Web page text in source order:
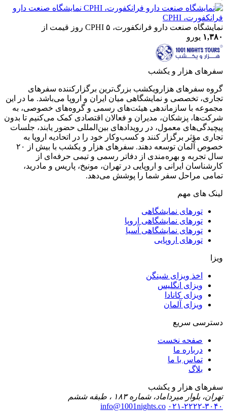
نمایشگاه صنعت دارو
فرانکفورت، CPHI
نمایشگاه صنعت دارو فرانکفورت، CPHI ۵ روز
قیمت از
۱,۳۸۰ یورو
سفرهای هزار و یکشب
گروه سفرهای هزارویکشب بزرگ‌ترین برگزارکننده سفرهای
تجاری، تخصصی و نمایشگاهی میان ایران و اروپا می‌باشد. ما در این
مجموعه با سازماندهی هیئت‌های رسمی و گروه‌های خصوصی، به
شرکت‌ها، پزشکان، مدیران و فعالان اقتصادی کمک می‌کنیم تا بدون
پیچیدگی‌های معمول، در رویدادهای بین‌المللی حضور یابند، جلسات
تجاری مؤثر برگزار کنند و کسب‌وکار خود را در اتحادیه اروپا به
خصوص آلمان توسعه دهند. سفر‌های هزار و یکشب با بیش از ۲۰
سال تجربه و بهره‌مندی از دفاتر رسمی و تیمی حرفه‌ای از
کارشناسان ایرانی و اروپایی در تهران، مونیخ، پاریس و مادرید،
تمامی مراحل سفر شما را پوشش می‌دهد.
لینک های مهم
تورهای نمایشگاهی
تورهای نمایشگاهی اروپا
تورهای نمایشگاهی آسیا
تورهای اروپایی
ویزا
اخذ ویزای شینگن
ویزای انگلیس
ویزای کانادا
ویزای آلمان
دسترسی سریع
صفحه نخست
درباره ما
تماس با ما
بلاگ
سفرهای هزار و یکشب
تهران، بلوار میرداماد، شماره ۱۸۳ ، طبقه ششم
۰۲۱-۲۲۲۲-۳۰۴۰ info@1001nights.co